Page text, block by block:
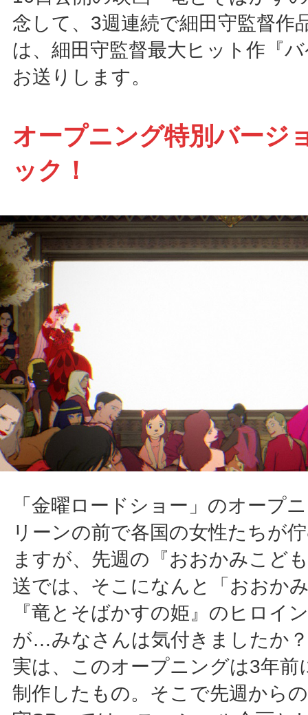
念して、3週連続で細田守監督作
は、細田守監督最大ヒット作『
お送りします。
オープニング特別バージ
ック！
「金曜ロードショー」のオープ
リーンの前で各国の女性たちが
ますが、先週の『おおかみこど
送では、そこになんと「おおか
『竜とそばかすの姫』のヒロイ
が…みなさんは気付きましたか？
実は、このオープニングは3年前
制作したもの。そこで先週から